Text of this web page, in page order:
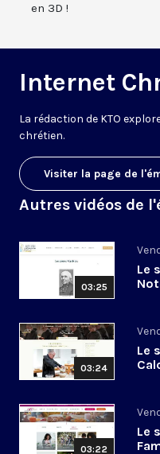
en 3D !
Internet
La rédaction de KTO
chrétien.
Visiter la page de
Autres vidéos de
03:25
Le
03:24
Le
03:22
Le